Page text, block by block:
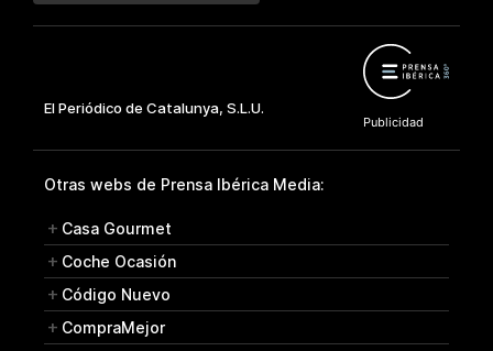
Otras webs de Prensa Ibérica Media:
Casa Gourmet
Coche Ocasión
Código Nuevo
CompraMejor